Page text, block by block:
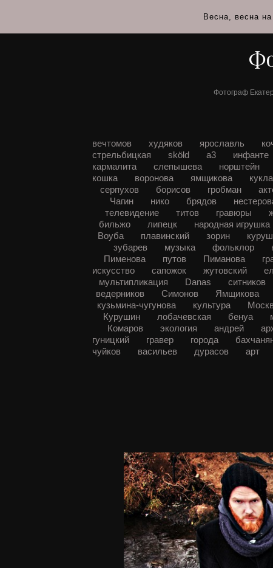
Весна, весна
Фотограф
вечтомов худяков ярославль
стрельбицкая
sköld а3 инфанте
кармалита
слепышева норштейн
кошка
воронова ямщикова
серпухов
борисов гробман
Чагин
нико брядов
телевидение
титов гравюры
бильжо
липецк народная игрушка
Воуба
плавинский зорин
зубарев
музыка фольклор
Пименова
путов Пиманова
искусство
сапожок жутовский
мультипликация
Danas ситников
ведерников
Симонов Ямщикова
кузьмина-чугунова
культура
Курушин
лобачевская бенуа
Комаров
экология андрей
гуницкий
гравер города
чуйков
васильев дурасов арт